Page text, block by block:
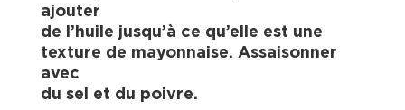
ajouter
de l’huile jusqu’à ce qu’elle est une
texture de mayonnaise. Assaisonner
avec
du sel et du poivre.